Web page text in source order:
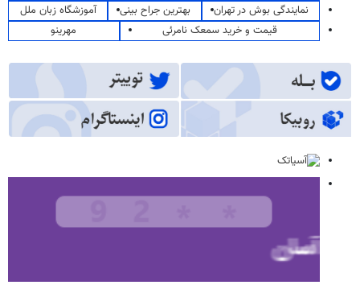
نمایندگی بوش در تهران
بهترین جراح بینی
آموزشگاه زبان ملل
قیمت و خرید سمعک نامرئی
مهرینو